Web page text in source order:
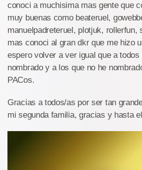
conoci a muchisima mas gente que
muy buenas como beateruel,
manuelpadreteruel, plotjuk, rollerfun,
mas conoci al gran dkr que me hizo
espero volver a ver igual que a
nombrado y a los que no he
PACos.
Gracias a todos/as por ser tan
mi segunda familia, gracias y hasta